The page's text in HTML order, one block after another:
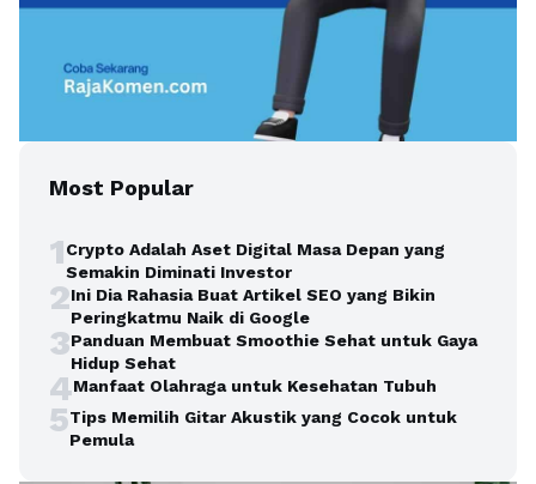
Most Popular
1Crypto Adalah Aset Digital Masa Depan yang
Semakin Diminati Investor
2Ini Dia Rahasia Buat Artikel SEO yang Bikin
Peringkatmu Naik di Google
3Panduan Membuat Smoothie Sehat untuk Gaya
Hidup Sehat
4Manfaat Olahraga untuk Kesehatan Tubuh
5Tips Memilih Gitar Akustik yang Cocok untuk
Pemula